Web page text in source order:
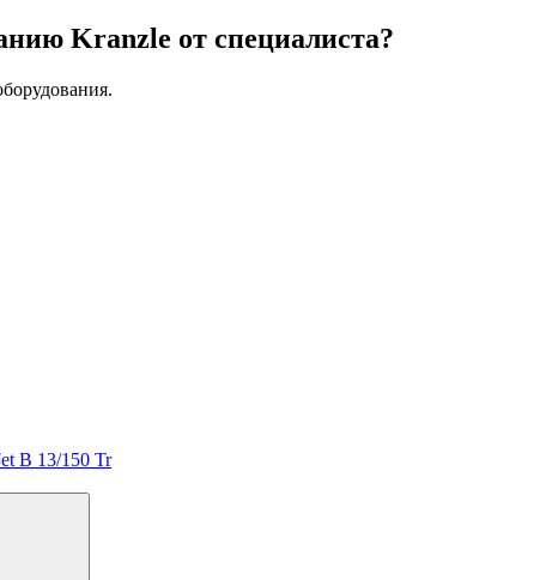
Kranzle от специалиста?
B 13/150 Tr